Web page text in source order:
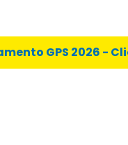
GPS 2026 -